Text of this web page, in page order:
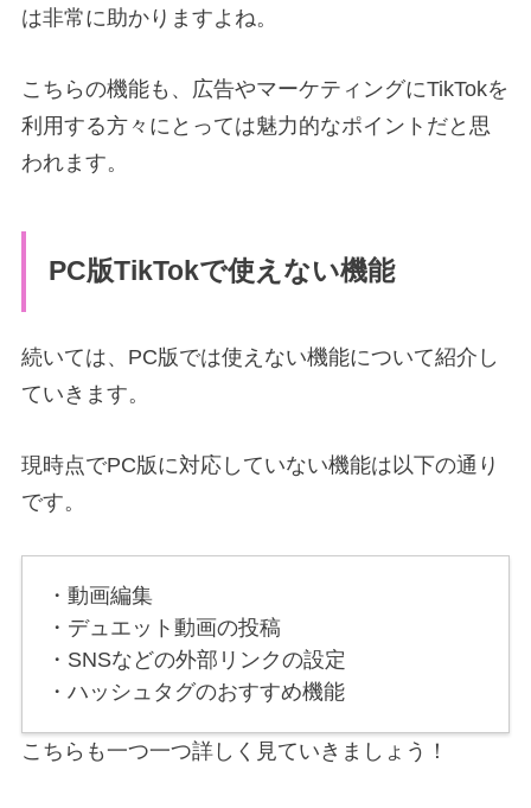
は非常に助かりますよね。
こちらの機能も、広告やマーケティングにTikTokを
利用する方々にとっては魅力的なポイントだと思
われます。
PC版TikTokで使えない機能
続いては、PC版では使えない機能について紹介し
ていきます。
現時点でPC版に対応していない機能は以下の通り
です。
・動画編集
・デュエット動画の投稿
・SNSなどの外部リンクの設定
・ハッシュタグのおすすめ機能
こちらも一つ一つ詳しく見ていきましょう！